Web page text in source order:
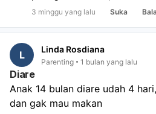
3 minggu yang lalu Suka
L Linda Rosdiana
Parenting 1 bulan yang lalu
Diare
Anak 14 bulan diare udah 4
dan gak mau makan